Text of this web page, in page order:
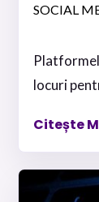
SOCIAL
locuri
Citește